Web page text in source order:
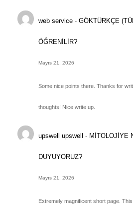
web service -GÖKTÜRKÇE
ÖĞRENİLİR?
Mayıs 21, 2026
Some nice points there. Thanks for
thoughts! Nice write up.
upswell upswell - MİTOLOJİYE
DUYUYORUZ?
Mayıs 21, 2026
Extremely magnificent short page.